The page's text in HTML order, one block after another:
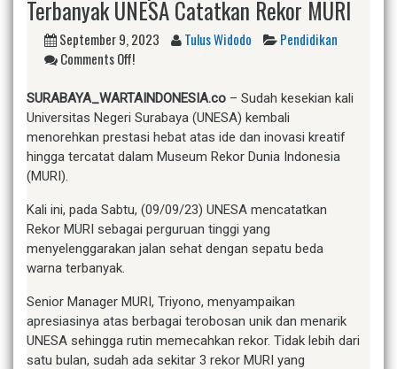
Terbanyak UNESA Catatkan Rekor MURI
September 9, 2023 Tulus Widodo
Pendidikan
Comments Off!
SURABAYA_WARTAINDONESIA.co – Sudah kesekian kali
Universitas Negeri Surabaya (UNESA) kembali
menorehkan prestasi hebat atas ide dan inovasi kreatif
hingga tercatat dalam Museum Rekor Dunia Indonesia
(MURI).
Kali ini, pada Sabtu, (09/09/23) UNESA mencatatkan
Rekor MURI sebagai perguruan tinggi yang
menyelenggarakan jalan sehat dengan sepatu beda
warna terbanyak.
Senior Manager MURI, Triyono, menyampaikan
apresiasinya atas berbagai terobosan unik dan menarik
UNESA sehingga rutin memecahkan rekor. Tidak lebih dari
satu bulan, sudah ada sekitar 3 rekor MURI yang